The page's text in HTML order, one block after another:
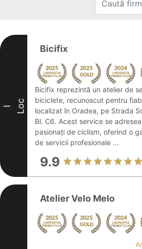
I Loc
Bicifix
Bicifix reprezintă un atelier de
biciclete, recunoscut pentru
localizat în Oradea, pe Strada
Bl. C6. Acest service se
pasionați de ciclism, oferind o
de servicii profesionale ...
9.9
Atelier Velo Melo